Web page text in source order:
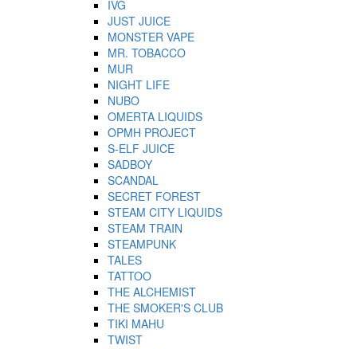
IVG
JUST JUICE
MONSTER VAPE
MR. TOBACCO
MUR
NIGHT LIFE
NUBO
OMERTA LIQUIDS
OPMH PROJECT
S-ELF JUICE
SADBOY
SCANDAL
SECRET FOREST
STEAM CITY LIQUIDS
STEAM TRAIN
STEAMPUNK
TALES
TATTOO
THE ALCHEMIST
THE SMOKER'S CLUB
TIKI MAHU
TWIST